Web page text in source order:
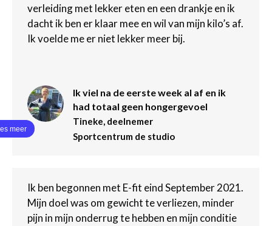
verleiding met lekker eten en een drankje en ik
dacht ik ben er klaar mee en wil van mijn kilo’s af.
Ik voelde me er niet lekker meer bij.
Ik viel na de eerste week al af en ik
had totaal geen hongergevoel
Tineke, deelnemer
Sportcentrum de studio
Ik ben begonnen met E-fit eind September 2021.
Mijn doel was om gewicht te verliezen, minder
pijn in mijn onderrug te hebben en mijn conditie